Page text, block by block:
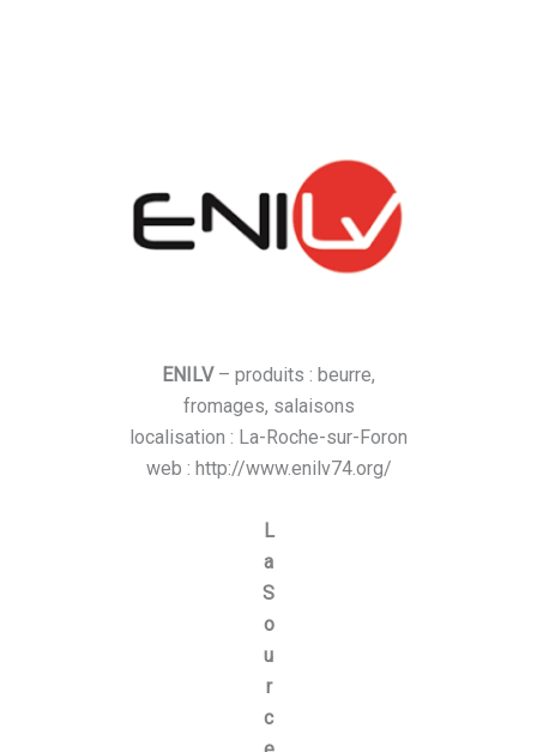
ENILV– produits : beurre,
fromages, salaisons
localisation : La-Roche-sur-Foron
web : http://www.enilv74.org/
L
a
S
o
u
r
c